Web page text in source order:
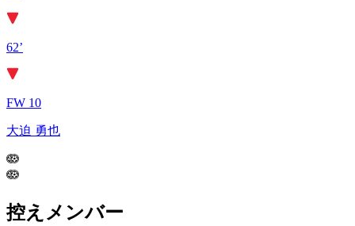
62’
FW 10
大迫 勇也
控えメンバー